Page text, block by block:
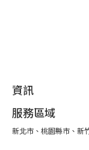
資訊
服務區域
新北市、桃園縣市、新